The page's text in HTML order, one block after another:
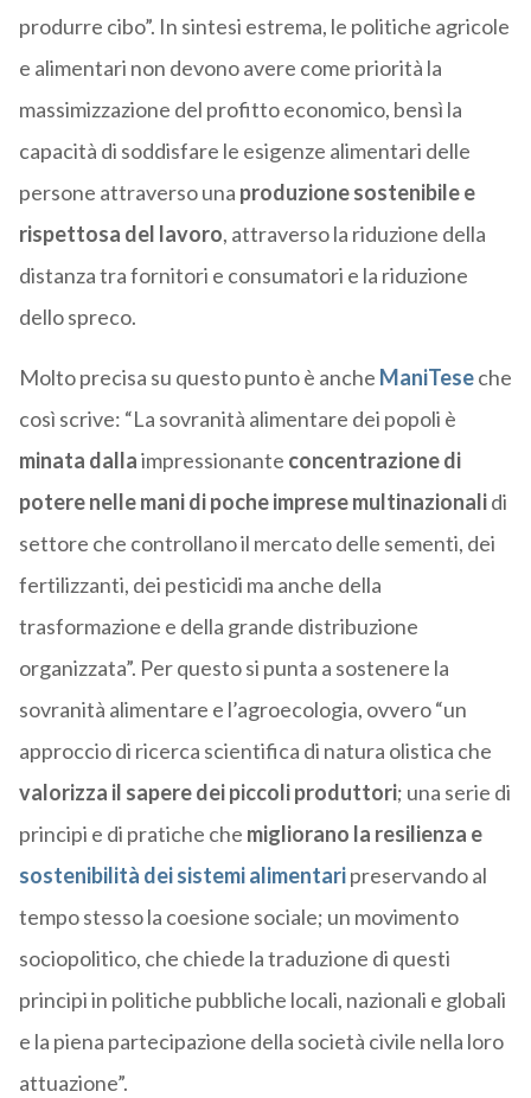
produrre cibo”. In sintesi estrema, le politiche agricole
e alimentari non devono avere come priorità la
massimizzazione del profitto economico, bensì la
capacità di soddisfare le esigenze alimentari delle
persone attraverso una produzione sostenibile e
rispettosa del lavoro, attraverso la riduzione della
distanza tra fornitori e consumatori e la riduzione
dello spreco.
Molto precisa su questo punto è anche ManiTeseche
così scrive: “La sovranità alimentare dei popoli è
minata dallaimpressionante concentrazione di
potere nelle mani di poche imprese multinazionalidi
settore che controllano il mercato delle sementi, dei
fertilizzanti, dei pesticidi ma anche della
trasformazione e della grande distribuzione
organizzata”. Per questo si punta a sostenere la
sovranità alimentare e l’agroecologia, ovvero “un
approccio di ricerca scientifica di natura olistica che
valorizza il sapere dei piccoli produttori; una serie di
principi e di pratiche che migliorano la resilienza e
sostenibilità dei sistemi alimentaripreservando al
tempo stesso la coesione sociale; un movimento
sociopolitico, che chiede la traduzione di questi
principi in politiche pubbliche locali, nazionali e globali
e la piena partecipazione della società civile nella loro
attuazione”.